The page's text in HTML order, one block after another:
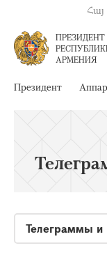
Հայ
ПРЕЗИДЕНТ
АРМЕНИЯ
Президент
Телеграммы и